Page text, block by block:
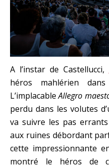
A l’instar de Castellucci,
héros mahlérien dans
L’implacableAllegro
perdu dans les volutes
va suivre les pas
aux ruines débordant
cette impressionnante
montré le héros de